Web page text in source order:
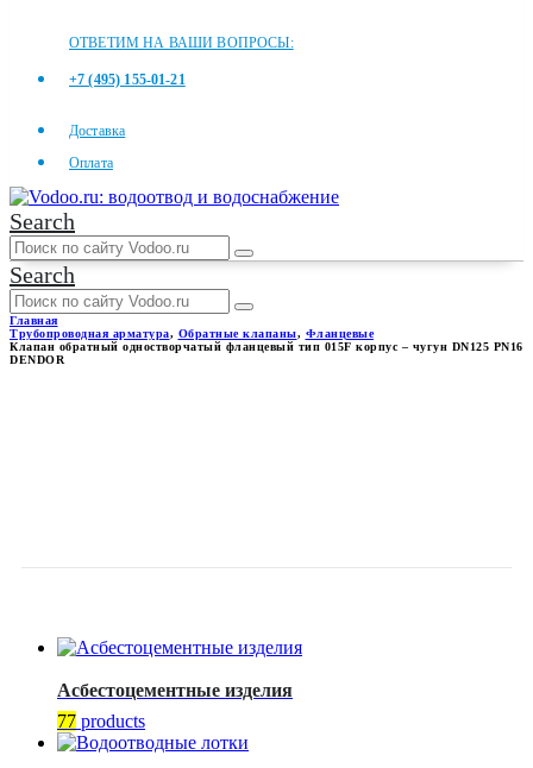
ОТВЕТИМ НА ВАШИ ВОПРОСЫ:
+7 (495) 155-01-21
Доставка
Оплата
Search
Search
Главная
Трубопроводная арматура, Обратные клапаны, Фланцевые
Клапан обратный одностворчатый фланцевый тип 015F корпус – чугун DN125 PN16
DENDOR
Асбестоцементные изделия
77 products